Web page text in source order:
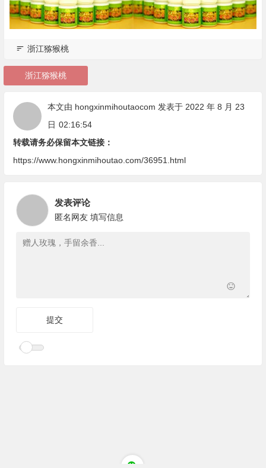
浙江猕猴桃
浙江猕猴桃
本文由 hongxinmihoutaocom 发表于 2022 年 8 月 23
日 02:16:54
转载请务必保留本文链接：
https://www.hongxinmihoutao.com/36951.html
发表评论
匿名网友 填写信息